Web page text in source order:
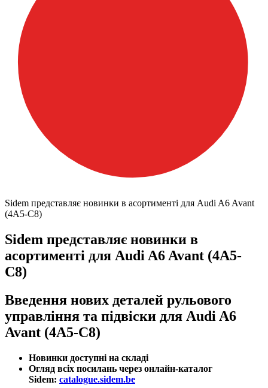
Sidem представляє новинки в асортименті для Audi A6 Avant
(4A5-C8)
Sidem представляє новинки в
асортименті для Audi A6 Avant (4A5-
C8)
Введення нових деталей рульового
управління та підвіски для Audi A6
Avant (4A5-C8)
Новинки доступні на складі
Огляд всіх посилань через онлайн-каталог
Sidem: catalogue.sidem.be